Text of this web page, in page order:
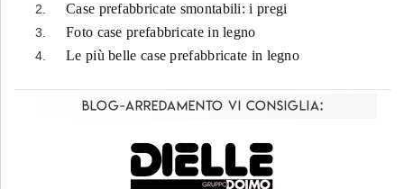
Case prefabbricate smontabili: i pregi
Foto case prefabbricate in legno
Le più belle case prefabbricate in legno
Blog-Arredamento vi consiglia: